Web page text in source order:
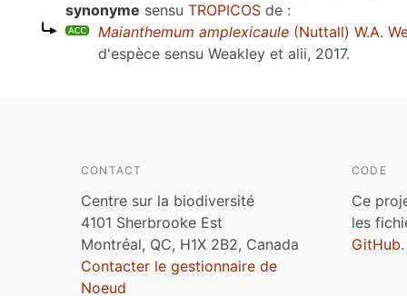
synonyme sensu TROPICOS de :
Maianthemum amplexicaule (Nuttall) W.A.
d'espèce sensu Weakley et alii, 2017.
CONTACT
Centre sur la biodiversité
4101 Sherbrooke Est
Montréal, QC, H1X 2B2, Canada
Contacter le gestionnaire de
Noeud
CODE
Ce
les
GitHub.